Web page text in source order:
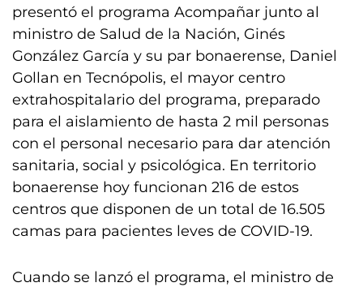
presentó el programa Acompañar junto al
ministro de Salud de la Nación, Ginés
González García y su par bonaerense, Daniel
Gollan en Tecnópolis, el mayor centro
extrahospitalario del programa, preparado
para el aislamiento de hasta 2 mil personas
con el personal necesario para dar atención
sanitaria, social y psicológica. En territorio
bonaerense hoy funcionan 216 de estos
centros que disponen de un total de 16.505
camas para pacientes leves de COVID-19.
Cuando se lanzó el programa, el ministro de